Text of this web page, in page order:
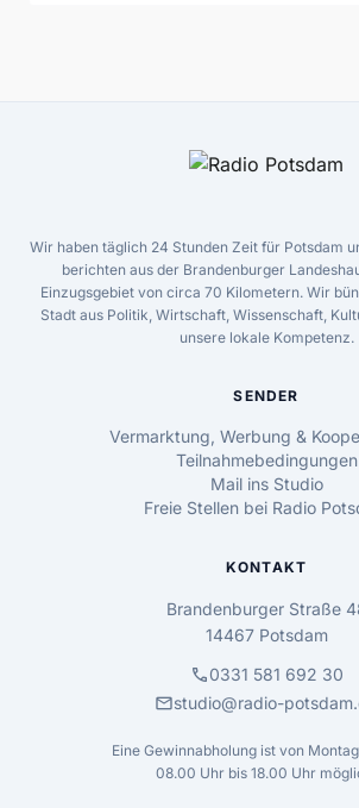
Wir haben täglich 24 Stunden Zeit für Potsdam
berichten aus der Brandenburger
Einzugsgebiet von circa 70 Kilometern. Wir
Stadt aus Politik, Wirtschaft, Wissenschaft,
unsere lokale Kompetenz.
SENDER
Vermarktung, Werbung &
Teilnahmebedingungen
Mail ins Studio
Freie Stellen bei Radio
KONTAKT
Brandenburger Straße
14467 Potsdam
call0331 581 692 30
mailstudio@radio-
Eine Gewinnabholung ist von
08.00 Uhr bis 18.00 Uhr